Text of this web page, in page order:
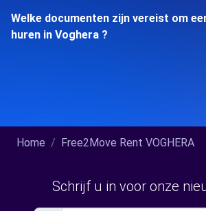
Welke documenten zijn vereist om
huren in Voghera ?
Home Free2Move Rent VOGHERA
Schrijf u in voor onze